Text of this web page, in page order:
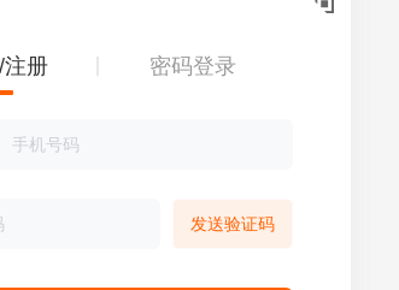
注册 密码登录
发送验证码